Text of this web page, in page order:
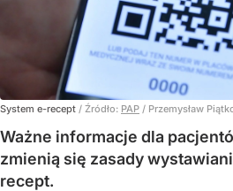
System e-recept / Źródło: PAP / Przemysław
Ważne informacje dla
zmienią się zasady
recept.